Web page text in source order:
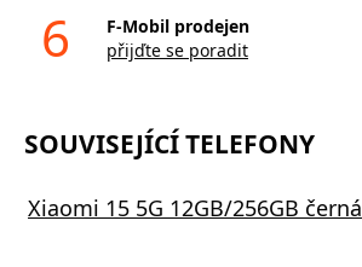
6
F-Mobil prodejen
přijďte se poradit
SOUVISEJÍCÍ TELEFONY
Xiaomi 15 5G 12GB/256GB černá